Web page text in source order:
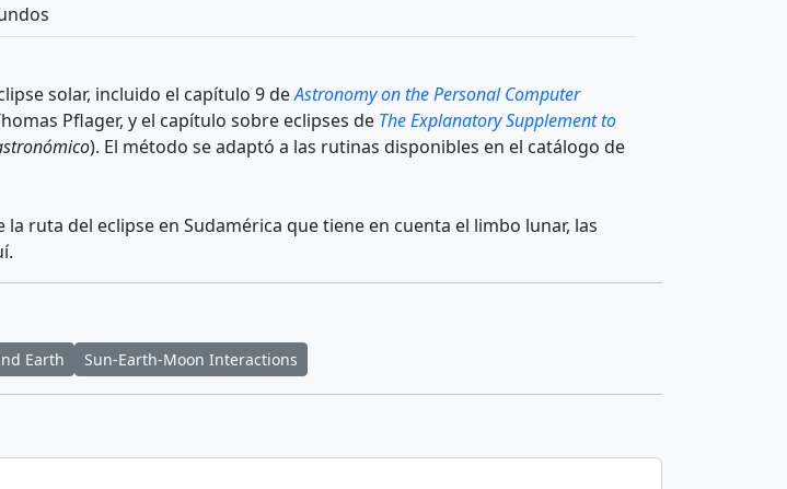
solar, incluido el capítulo 9 deAstronomy on the Personal Computer
Pflager, y el capítulo sobre eclipses de The Explanatory Supplement to
). El método se adaptó a las rutinas disponibles en el catálogo de
ruta del eclipse en Sudamérica que tiene en cuenta el limbo lunar, las
Earth Sun-Earth-Moon Interactions